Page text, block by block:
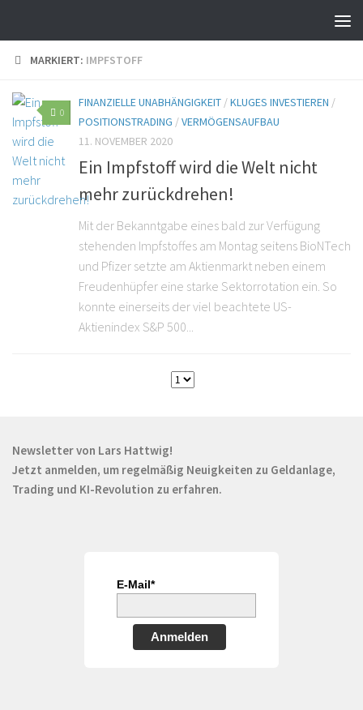
MARKIERT: IMPFSTOFF
0
FINANZIELLE UNABHÄNGIGKEIT /KLUGES INVESTIEREN /
POSITIONSTRADING /VERMÖGENSAUFBAU
11. NOVEMBER 2020
Ein Impfstoff wird die Welt nicht
mehr zurückdrehen!
Mit der Bekanntgabe eines bald zur Verfügung
stehenden Impfstoffes am Montag seitens BioNTech
und Pfizer setzte am Aktienmarkt neben einem
Freudenhüpfer eine starke Sektorrotation ein. So
konnte einerseits der viel beachtete US-
Aktienindex S&P 500...
Newsletter von Lars Hattwig!
Jetzt anmelden, um regelmäßig Neuigkeiten zu Geldanlage,
Trading und KI-Revolution zu erfahren.
E-Mail*
Anmelden